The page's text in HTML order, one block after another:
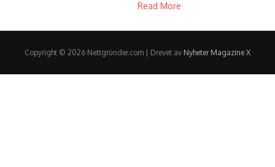
Read More
Copyright © 2026 Nettgründer.com | Drevet av Nyheter Magazine X